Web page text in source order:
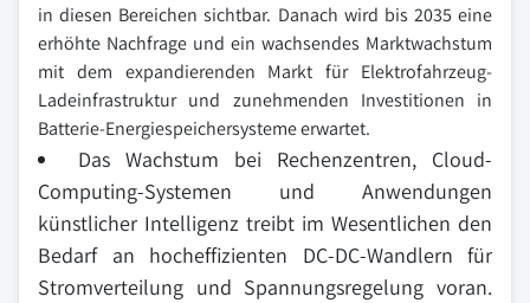
in diesen Bereichen sichtbar. Danach wird bis 2035 eine
erhöhte Nachfrage und ein wachsendes Marktwachstum
mit dem expandierenden Markt für Elektrofahrzeug-
Ladeinfrastruktur und zunehmenden Investitionen in
Batterie-Energiespeichersysteme erwartet.
Das Wachstum bei Rechenzentren, Cloud-
Computing-Systemen und Anwendungen
künstlicher Intelligenz treibt im Wesentlichen den
Bedarf an hocheffizienten DC-DC-Wandlern für
Stromverteilung und Spannungsregelung voran.